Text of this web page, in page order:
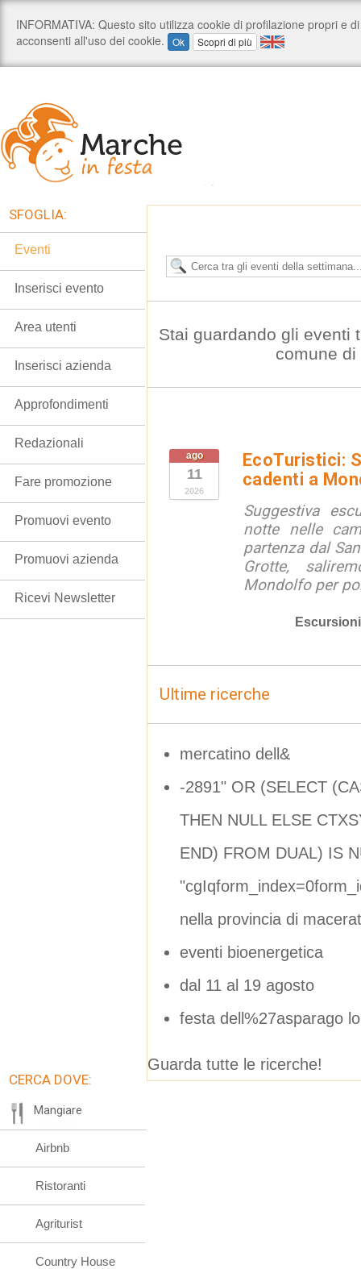
Stai guardando gli eventi
comune
ago
11
2026
EcoTuristici:
cadenti a
Suggestiva
notte nelle
partenza dal
Grotte,
Mondolfo per
Escursioni
Ultime ricerche
mercatino dell&
-2891" OR (SELECT
THEN NULL ELSE
END) FROM DUAL) IS
nella provincia di
eventi bioenergetica
dal 11 al 19 agosto
festa dell%27asparago
Guarda tutte le ricerche!
SFOGLIA:
Eventi
Inserisci evento
Area utenti
Inserisci azienda
Approfondimenti
Redazionali
Fare promozione
Promuovi evento
Promuovi azienda
Ricevi Newsletter
CERCA DOVE:
Mangiare
Airbnb
Ristoranti
Agriturist
Country House